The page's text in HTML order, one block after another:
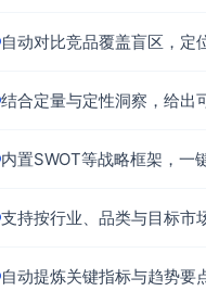
预期短板：保温时
价格：$24–$32；
渠道与履约
评分4.5/5、评论
自动对比竞品覆盖盲区，定
结合定量与定性洞察，给出
内置SWOT等战略框架，一
支持按行业、品类与目标市
自动提炼关键指标与趋势要